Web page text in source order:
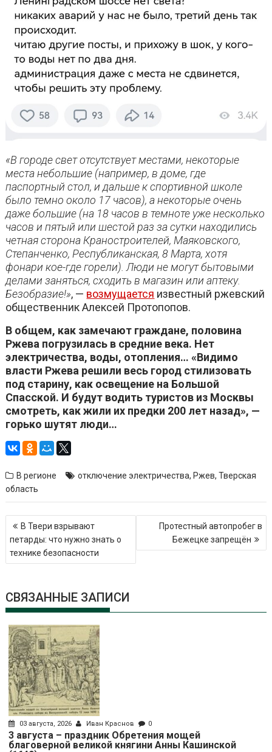
«В городе свет отсутствует местами, некоторые
места небольшие (например, в доме, где
паспортный стол, и дальше к спортивной школе
было темно около 17 часов), а некоторые очень
даже большие (на 18 часов в темноте уже несколько
часов и пятый или шестой раз за сутки находились
четная сторона Краностроителей, Маяковского,
Степанченко, Республиканская, 8 Марта, хотя
фонари кое-где горели). Люди не могут бытовыми
делами заняться, сходить в магазин или аптеку.
Безобразие!», — возмущается известный ржевский
общественник Алексей Протопопов.
В общем, как замечают граждане, половина
Ржева погрузилась в средние века. Нет
электричества, воды, отопления… «Видимо
власти Ржева решили весь город стилизовать
под старину, как освещение на Большой
Спасской. И будут водить туристов из Москвы
смотреть, как жили их предки 200 лет назад», —
горько шутят люди…
В регионе отключение электричества, Ржев,Тверская
область
Навигация
по
записям
В Твери взрывают
петарды: что нужно знать о
технике безопасности
Протестный автопробег в
Бежецке запрещён
СВЯЗАННЫЕ ЗАПИСИ
03 августа, 2026 Иван Краснов 0
3 августа – праздник Обретения мощей
благоверной великой княгини Анны Кашинской